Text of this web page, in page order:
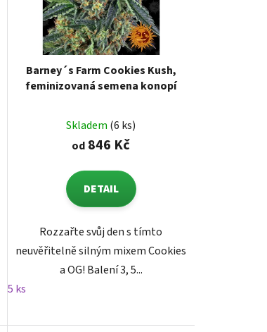
Barney´s Farm Cookies Kush,
feminizovaná semena konopí
Skladem (6 ks)
od 846 Kč
DETAIL
Rozzařte svůj den s tímto
neuvěřitelně silným mixem Cookies
a OG! Balení 3, 5...
5 ks